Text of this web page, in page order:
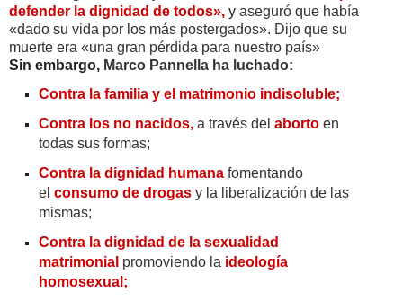
defender la dignidad de todos», y aseguró que había
«dado su vida por los más postergados». Dijo que su
muerte era «una gran pérdida para nuestro país»
Sin embargo, Marco Pannella ha luchado:
Contra la familia y el matrimonio indisoluble;
Contra los no nacidos,a través del abortoen
todas sus formas;
Contra la dignidad humanafomentando
el consumo de drogasy la liberalización de las
mismas;
Contra la dignidad de la sexualidad
matrimonial promoviendo la ideología
homosexual;